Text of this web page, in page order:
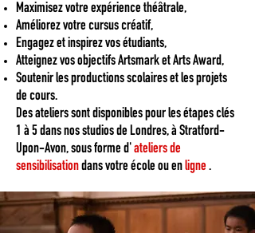
Maximisez votre expérience théâtrale,
Améliorez votre cursus créatif,
Engagez et inspirez vos étudiants,
Atteignez vos objectifs Artsmark et Arts Award,
Soutenir les productions scolaires et les projets
de cours.
Des ateliers sont disponibles pour les étapes clés
1 à 5 dans nos studios de Londres, à Stratford-
Upon-Avon, sous forme d'ateliers de
sensibilisationdans votre école ou enligne .